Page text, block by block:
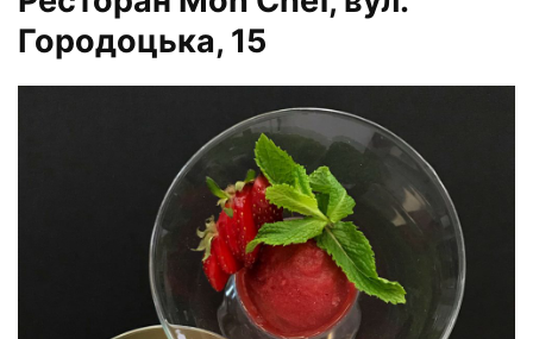
Городоцька, 15